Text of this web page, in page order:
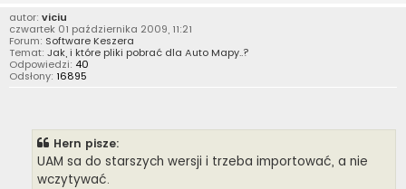
autor: viciu
czwartek 01 października 2009, 11:21
Forum: Software Keszera
Temat: Jak, i które pliki pobrać dla Auto Mapy..?
Odpowiedzi: 40
Odsłony: 16895
Hern pisze:
UAM sa do starszych wersji i trzeba importować, a nie
wczytywać.